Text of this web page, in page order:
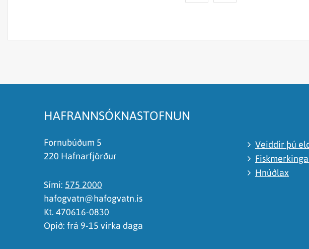
HAFRANNSÓKNASTOFNUN
Fornubúðum 5
220 Hafnarfjörður
Sími: 575 2000
hafogvatn@hafogvatn.is
Kt. 470616-0830
Opið: frá 9-15 virka daga
Veiddir þú
Hnúðlax